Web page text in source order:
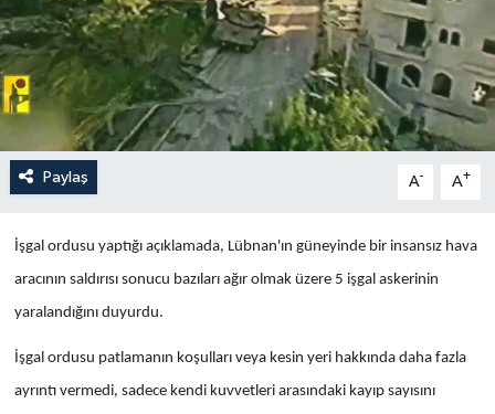
Paylaş A- A+
İşgal ordusu yaptığı açıklamada, Lübnan'ın güneyinde bir insansız hava
aracının saldırısı sonucu bazıları ağır olmak üzere 5 işgal askerinin
yaralandığını duyurdu.
İşgal ordusu patlamanın koşulları veya kesin yeri hakkında daha fazla
ayrıntı vermedi, sadece kendi kuvvetleri arasındaki kayıp sayısını
Bi̇li̇m & Teknoloji̇
Dünya
Eği̇ti̇m